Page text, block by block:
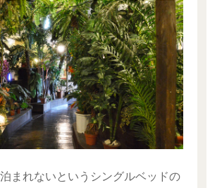
まれないというシングルベッドの